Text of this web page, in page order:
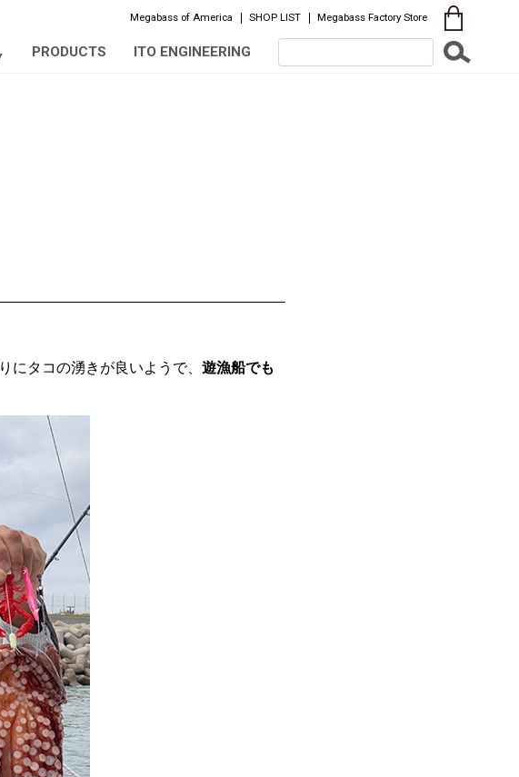
Megabass of America SHOP LIST Megabass Factory Store
PRODUCTS ITO ENGINEERING
タコの湧きが良いようで、 遊漁船でも